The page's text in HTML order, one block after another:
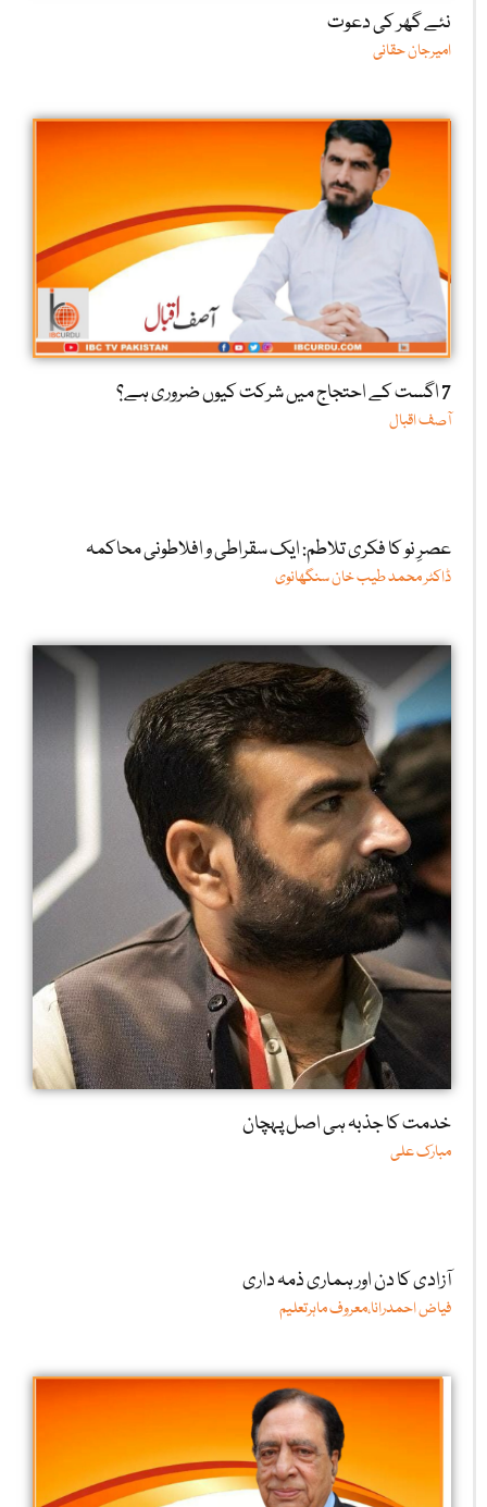
نئے گھر کی دعوت
امیرجان حقانی
7 اگست کے احتجاج میں شرکت کیوں ضروری ہے؟
آصف اقبال
عصرِ نو کا فکری تلاطم: ایک سقراطی و افلاطونی محاکمہ
ڈاکٹر محمد طیب خان سنگھانوی
خدمت کا جذبہ ہی اصل پہچان
مبارک علی
آزادی کا دن اور ہماری ذمہ داری
فیاض احمدرانا،معروف ماہرتعلیم